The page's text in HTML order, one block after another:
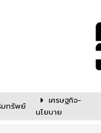
มทรัพย์
เศรษฐกิจ-
นโยบาย